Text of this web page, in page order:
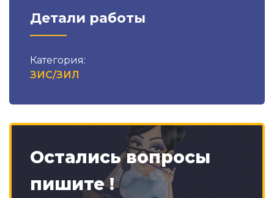
Детали работы
Категория:
ЗИС/ЗИЛ
Остались вопросы
пишите !